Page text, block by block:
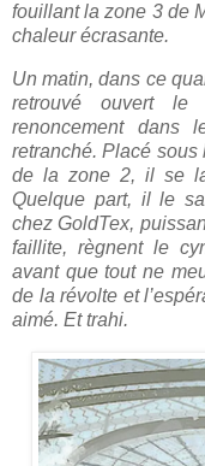
fouillant la zone 3 de
chaleur écrasante.
Un matin, dans ce
retrouvé ouvert
renoncement dans
retranché. Placé sous
de la zone 2, il se
Quelque part, il le
chez GoldTex,
faillite, règnent le
avant que tout ne
de la révolte et
aimé. Et trahi.